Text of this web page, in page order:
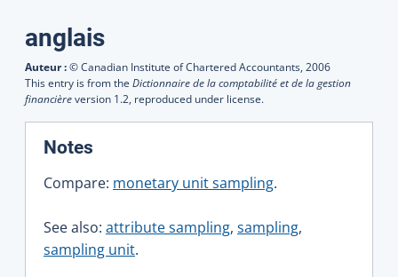
Traductions
anglais
Auteur :© Canadian Institute of Chartered Accountants, 2006
This entry is from the Dictionnaire de la comptabilité et de la gestion
financièreversion 1.2, reproduced under license.
Notes
Compare: monetary unit sampling.
See also: attribute sampling, sampling,
sampling unit.